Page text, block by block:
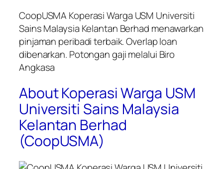
CoopUSMA Koperasi Warga USM Universiti
Sains Malaysia Kelantan Berhad menawarkan
pinjaman peribadi terbaik. Overlap loan
dibenarkan. Potongan gaji melalui Biro
Angkasa
About Koperasi Warga USM
Universiti Sains Malaysia
Kelantan Berhad
(CoopUSMA)